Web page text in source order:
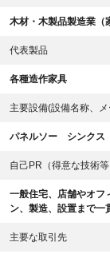
木材・木製品製造業（
代表製品
各種造作家具
主要設備(設備名称、
パネルソー シンクス
自己PR（得意な技術等
一般住宅、店舗やオフ
ン、製造、設置まで一
主要な取引先